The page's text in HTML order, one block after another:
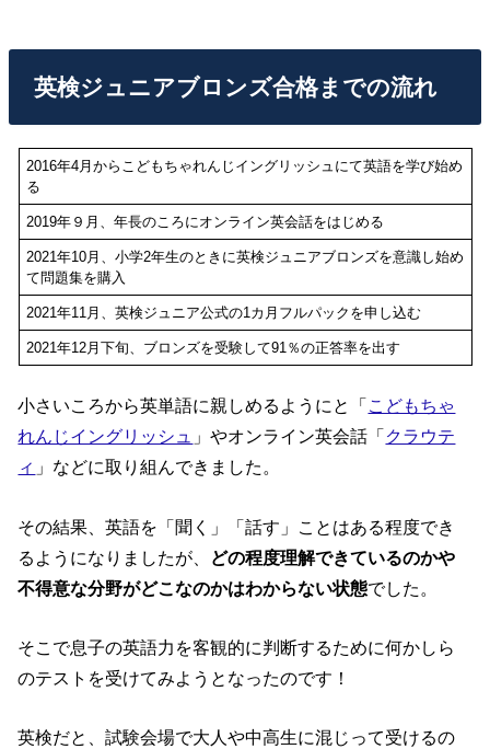
英検ジュニアブロンズ合格までの流れ
2016年4月からこどもちゃれんじイングリッシュにて英語を学び始め
る
2019年９月、年長のころにオンライン英会話をはじめる
2021年10月、小学2年生のときに英検ジュニアブロンズを意識し始め
て問題集を購入
2021年11月、英検ジュニア公式の1カ月フルパックを申し込む
2021年12月下旬、ブロンズを受験して91％の正答率を出す
小さいころから英単語に親しめるようにと「こどもちゃ
れんじイングリッシュ 」やオンライン英会話「クラウテ
ィ 」などに取り組んできました。
その結果、英語を「聞く」「話す」ことはある程度でき
るようになりましたが、 どの程度理解できているのかや
不得意な分野がどこなのかはわからない状態でした。
そこで息子の英語力を客観的に判断するために何かしら
のテストを受けてみようとなったのです！
英検だと、試験会場で大人や中高生に混じって受けるの